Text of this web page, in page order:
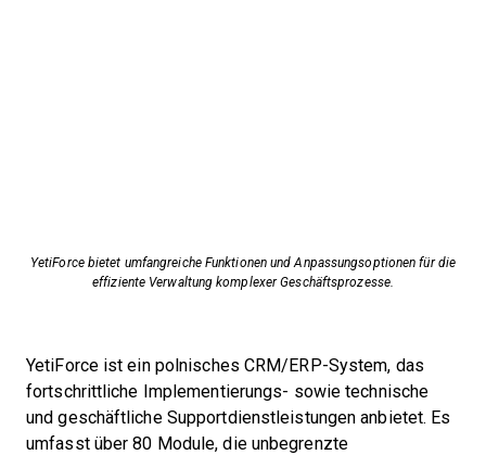
YetiForce bietet umfangreiche Funktionen und Anpassungsoptionen für die
effiziente Verwaltung komplexer Geschäftsprozesse.
YetiForce ist ein polnisches CRM/ERP-System, das
fortschrittliche Implementierungs- sowie technische
und geschäftliche Supportdienstleistungen anbietet. Es
umfasst über 80 Module, die unbegrenzte